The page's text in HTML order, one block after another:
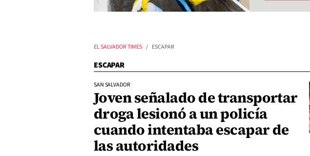
EL SALVADOR TIMES ESCAPAR
ESCAPAR
SAN SALVADOR
Joven señalado de transportar
droga lesionó a un policía
cuando intentaba escapar de
las autoridades